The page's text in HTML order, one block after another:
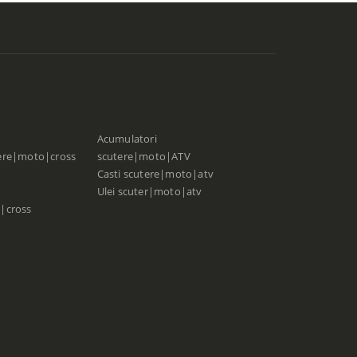
Acumulatori
scutere|moto|ATV
Casti scutere|moto|atv
Ulei scuter|moto|atv